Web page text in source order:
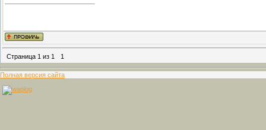
Страница 1 из 1 1
Полная версия сайта